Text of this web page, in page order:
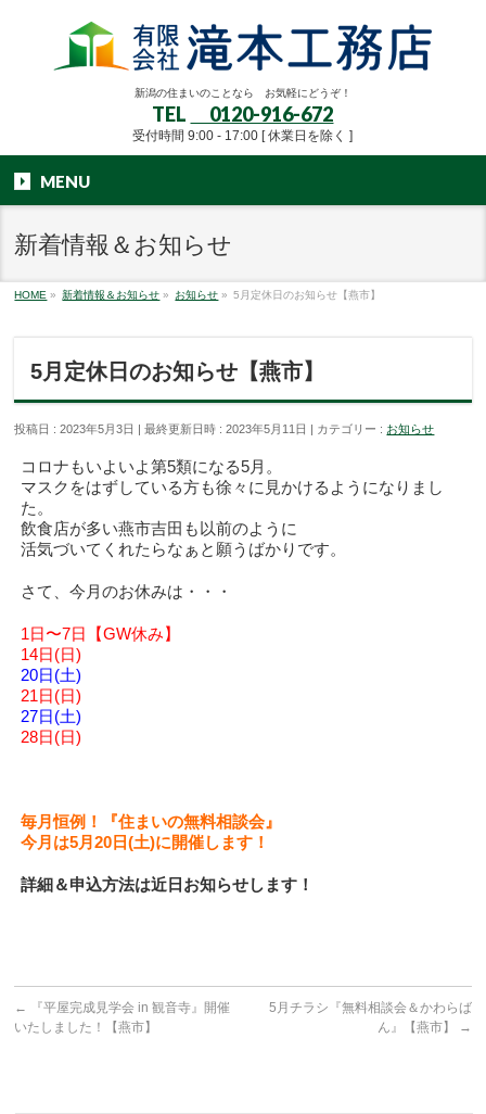
新潟の住まいのことなら お気軽にどうぞ！
TEL 0120-916-672
受付時間 9:00 - 17:00 [ 休業日を除く ]
MENU
新着情報＆お知らせ
HOME » 新着情報＆お知らせ » お知らせ » 5月定休日のお知らせ【燕市】
5月定休日のお知らせ【燕市】
投稿日 : 2023年5月3日 最終更新日時 : 2023年5月11日 カテゴリー : お知らせ
コロナもいよいよ第5類になる5月。
マスクをはずしている方も徐々に見かけるようになりまし
た。
飲食店が多い燕市吉田も以前のように
活気づいてくれたらなぁと願うばかりです。
さて、今月のお休みは・・・
1日〜7日【GW休み】
14日(日)
20日(土)
21日(日)
27日(土)
28日(日)
毎月恒例！『住まいの無料相談会』
今月は5月20日(土)に開催します！
詳細＆申込方法は近日お知らせします！
←
『平屋完成見学会 in 観音寺』開催
いたしました！【燕市】
5月チラシ『無料相談会＆かわらば
ん』【燕市】
→